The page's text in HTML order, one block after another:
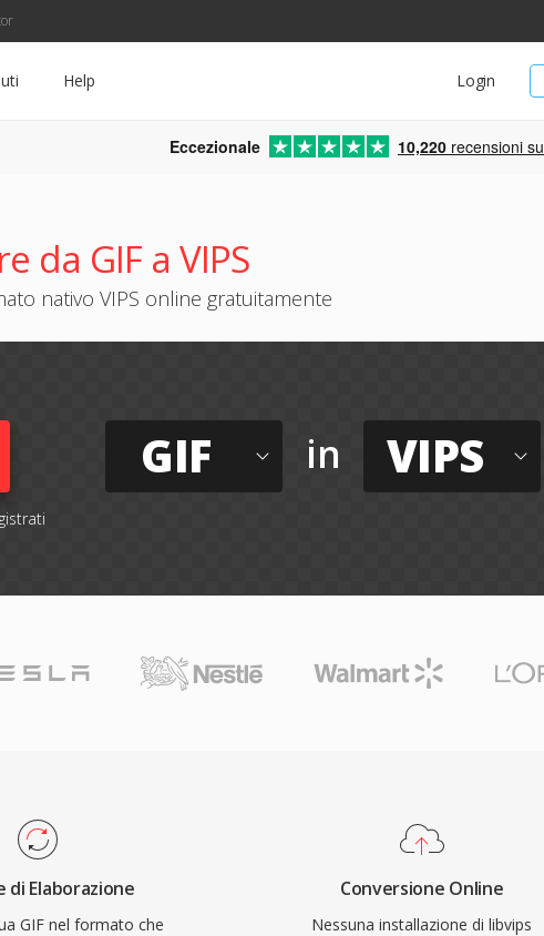
Login
Help
Eccezionale 10,220 recensioni su
da GIF a VIPS
nativo VIPS online gratuitamente
GIF in VIPS
di Elaborazione
GIF nel formato che
Conversione Online
Nessuna installazione di libvips